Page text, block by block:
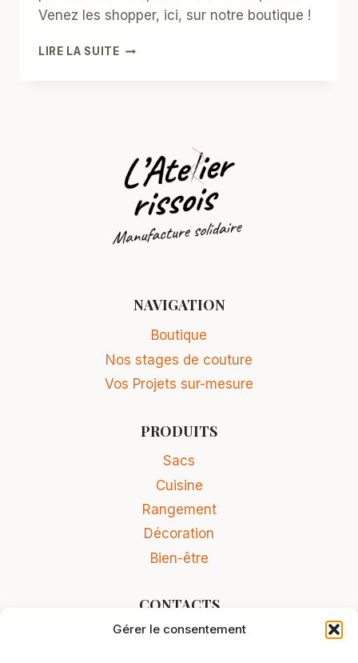
Gérer le consentement
Venez les shopper, ici, sur notre boutique !
LIRE LA SUITELA
ARRIVÉE
NAVIGATION
Boutique
Nos stages de couture
Vos Projets sur-mesure
PRODUITS
Sacs
Cuisine
Rangement
Décoration
Bien-être
CONTACTS
Contact